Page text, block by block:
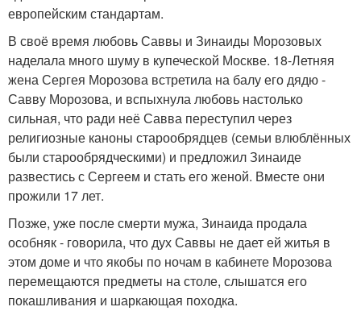
европейским стандартам.
В своё время любовь Саввы и Зинаиды Морозовых
наделала много шуму в купеческой Москве. 18-Летняя
жена Сергея Морозова встретила на балу его дядю -
Савву Морозова, и вспыхнула любовь настолько
сильная, что ради неё Савва переступил через
религиозные каноны старообрядцев (семьи влюблённых
были старообрядческими) и предложил Зинаиде
развестись с Сергеем и стать его женой. Вместе они
прожили 17 лет.
Позже, уже после смерти мужа, Зинаида продала
особняк - говорила, что дух Саввы не дает ей житья в
этом доме и что якобы по ночам в кабинете Морозова
перемещаются предметы на столе, слышатся его
покашливания и шаркающая походка.